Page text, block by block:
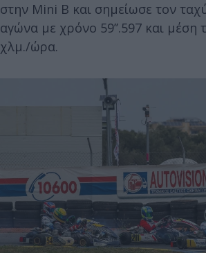
στην Mini B και σημείωσε τον
αγώνα με χρόνο 59’’.597 και μέση
χλμ./ώρα.